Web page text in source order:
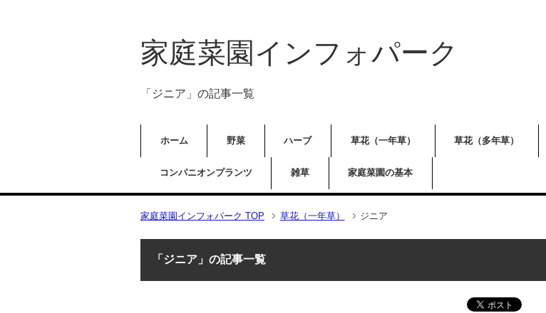
家庭菜園インフォパーク
「ジニア」の記事一覧
ホーム 野菜 ハーブ 草花（一年草） 草花（多年草）
コンパニオンプランツ 雑草 家庭菜園の基本
家庭菜園インフォパーク TOP 草花（一年草） ジニア
「ジニア」の記事一覧